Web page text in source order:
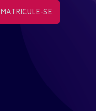
MATRICULE-SE